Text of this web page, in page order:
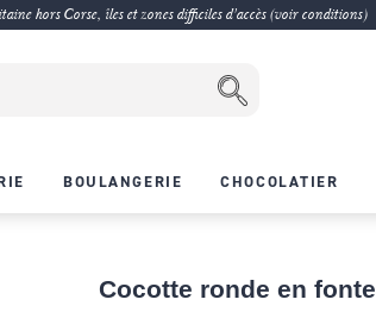
hors Corse, îles et zones difficiles d'accès (voir conditions)
BOULANGERIE CHOCOLATIER
Cocotte ronde en fonte